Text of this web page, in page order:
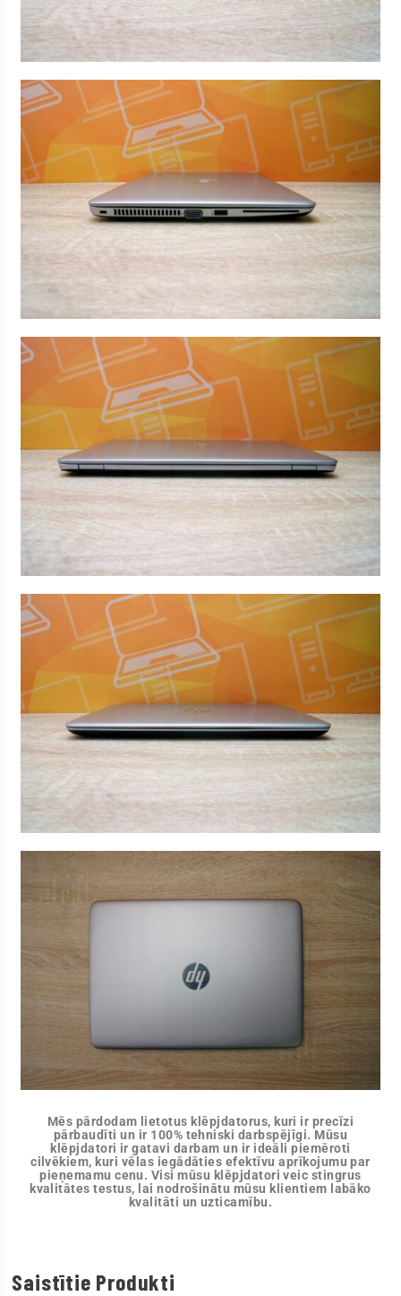
Mēs pārdodam lietotus klēpjdatorus, kuri ir precīzi
pārbaudīti un ir 100% tehniski darbspējīgi. Mūsu
klēpjdatori ir gatavi darbam un ir ideāli piemēroti
cilvēkiem, kuri vēlas iegādāties efektīvu aprīkojumu par
pieņemamu cenu. Visi mūsu klēpjdatori veic stingrus
kvalitātes testus, lai nodrošinātu mūsu klientiem labāko
kvalitāti un uzticamību.
Saistītie Produkti